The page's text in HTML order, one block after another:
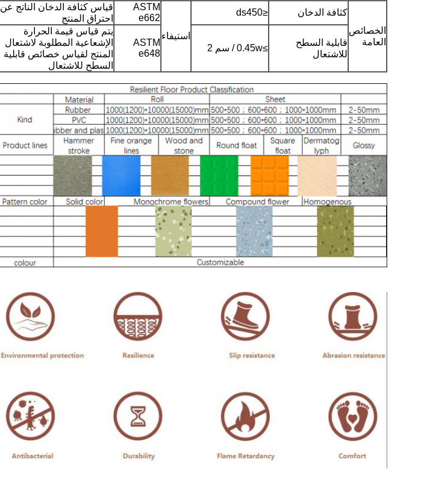
الخصائص
العامة
كثافة الدخان ≤ds450
استيفاء
ASTM
e662
قياس كثافة الدخان الناتج عن
احتراق المنتج
قابلية السطح
للاشتعال
≥0.45w / سم 2
ASTM
e648
يتم قياس قيمة الحرارة
الإشعاعية المطلوبة لاشتعال
المنتج لقياس خصائص قابلية
السطح للاشتعال